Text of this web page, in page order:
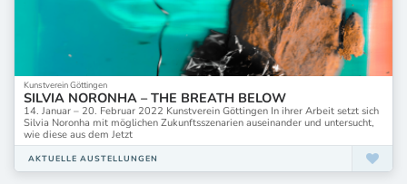
Kunstverein Göttingen
SILVIA NORONHA – THE BREATH BELOW
14. Januar – 20. Februar 2022 Kunstverein Göttingen In ihrer Arbeit setzt sich
Silvia Noronha mit möglichen Zukunftsszenarien auseinander und untersucht,
wie diese aus dem Jetzt
AKTUELLE AUSTELLUNGEN